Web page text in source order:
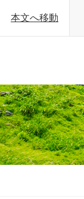
本文へ移動